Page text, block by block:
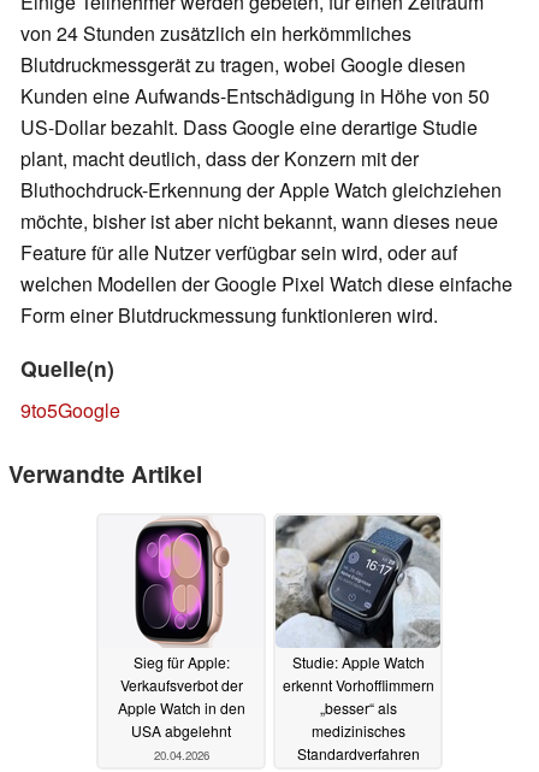
von 24 Stunden zusätzlich ein herkömmliches
Blutdruckmessgerät zu tragen, wobei Google diesen
Kunden eine Aufwands-Entschädigung in Höhe von 50
US-Dollar bezahlt. Dass Google eine derartige Studie
plant, macht deutlich, dass der Konzern mit der
Bluthochdruck-Erkennung der Apple Watch gleichziehen
möchte, bisher ist aber nicht bekannt, wann dieses neue
Feature für alle Nutzer verfügbar sein wird, oder auf
welchen Modellen der Google Pixel Watch diese einfache
Form einer Blutdruckmessung funktionieren wird.
Quelle(n)
9to5Google
Verwandte Artikel
Sieg für Apple:
Verkaufsverbot der
Apple Watch in den
USA abgelehnt
20.04.2026
Studie: Apple Watch
erkennt Vorhofflimmern
„besser“ als
medizinisches
Standardverfahren